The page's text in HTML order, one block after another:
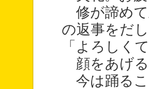
修が諦めて
の返事をだ
「よろしく
顔をあげ
今は踊るこ